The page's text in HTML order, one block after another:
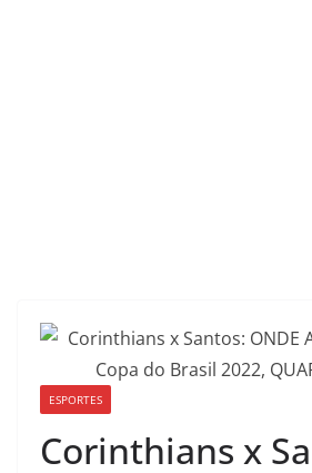
ESPORTES
Corinthians x